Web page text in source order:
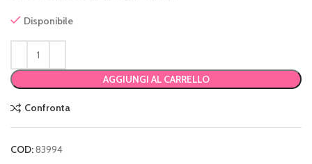
Disponibile
AGGIUNGI AL CARRELLO
Confronta
COD:83994